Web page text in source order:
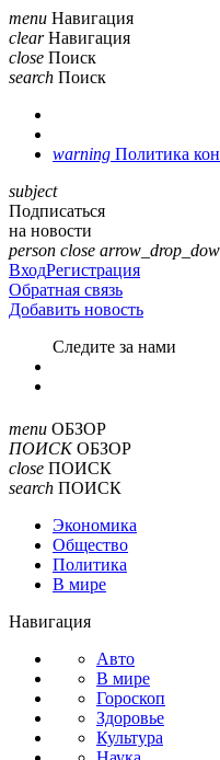
menu Навигация
clear Навигация
close Поиск
search Поиск
warning Политика
subject
Подписаться
на новости
person close
ВходРегистрация
Обратная связь
Добавить новость
Cледите за нами
menu ОБЗОР
ПОИСК ОБЗОР
close ПОИСК
search ПОИСК
Экономика
Общество
Политика
В мире
Навигация
Авто
В мире
Гороскоп
Здоровье
Культура